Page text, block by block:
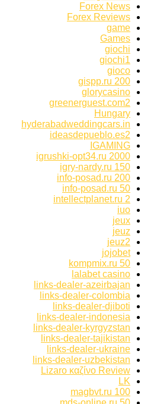
Forex News
Forex Reviews
game
Games
giochi
giochi1
gioco
gispp.ru 200
glorycasino
greenerguest.com2
Hungary
hyderabadweddingcars.in
ideasdepueblo.es2
IGAMING
igrushki-opt34.ru 2000
igry-nardy.ru 150
info-posad.ru 200
info-posad.ru 50
intellectplanet.ru 2
iuo
jeux
jeuz
jeuz2
jojobet
kompmix.ru 50
lalabet casino
links-dealer-azeirbajan
links-dealer-colombia
links-dealer-djiboti
links-dealer-indonesia
links-dealer-kyrgyzstan
links-dealer-tajikistan
links-dealer-ukraine
links-dealer-uzbekistan
Lizaro καζίνο Review
LK
magbvt.ru 100